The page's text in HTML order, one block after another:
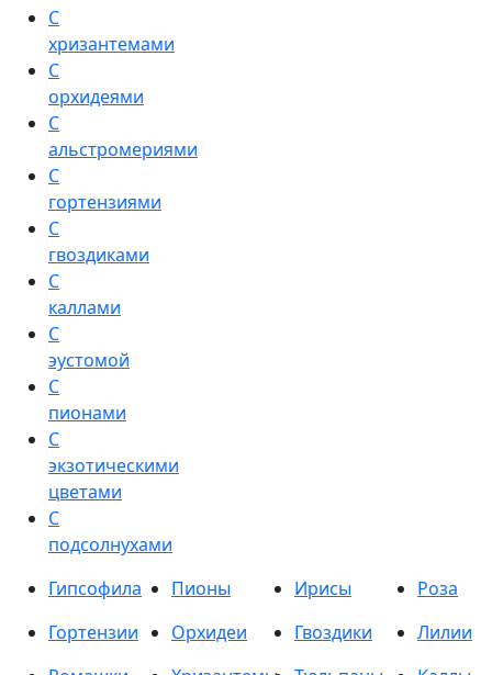
С
хризантемами
С
орхидеями
С
альстромериями
С
гортензиями
С
гвоздиками
С
каллами
С
эустомой
С
пионами
С
экзотическими
цветами
С
подсолнухами
Гипсофила
Пионы Ирисы
Роза
Гортензии
Орхидеи Гвоздики
Лилии